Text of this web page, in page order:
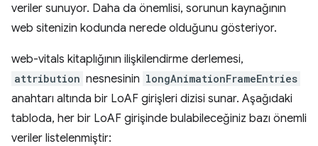
veriler sunuyor. Daha da önemlisi, sorunun kaynağının
web sitenizin kodunda nerede olduğunu gösteriyor.
web-vitals kitaplığının ilişkilendirme derlemesi,
attribution nesnesinin longAnimationFrameEntries
anahtarı altında bir LoAF girişleri dizisi sunar. Aşağıdaki
tabloda, her bir LoAF girişinde bulabileceğiniz bazı önemli
veriler listelenmiştir: